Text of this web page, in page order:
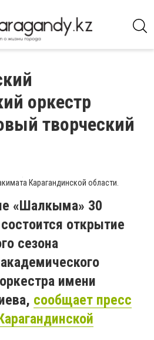
оркестр
творческий
Карагандинской области.
«Шалкыма» 30
открытие
сезона
имени
сообщает пресс